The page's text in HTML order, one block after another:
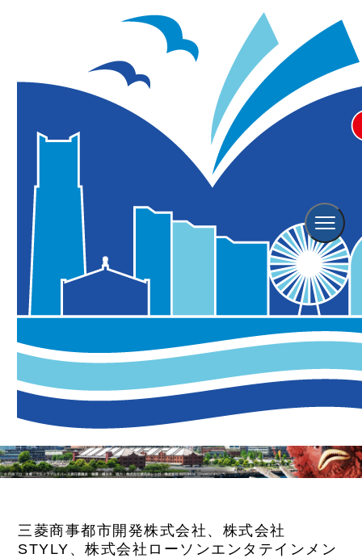
ウルトラマンシリーズ60周年記念
「緊急指令！ウルトラマルチバー
ス 地球防衛大作戦 in 横浜赤レン
学習・体験 こども向け イベント
屋外
（雨天OK）
三菱商事都市開発株式会社、株式会社
STYLY、株式会社ローソンエンタテインメン